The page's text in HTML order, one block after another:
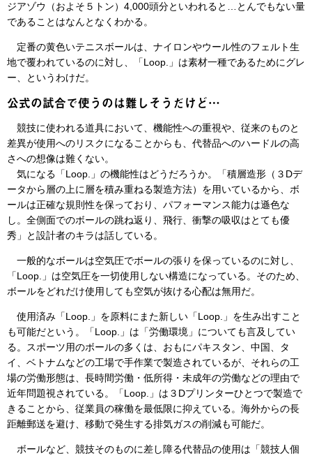
ジアゾウ（およそ５トン）4,000頭分といわれると…とんでもない量
であることはなんとなくわかる。
定番の黄色いテニスボールは、ナイロンやウール性のフェルト生
地で覆われているのに対し、「Loop.」は素材一種であるためにグレ
ー、というわけだ。
公式の試合で使うのは難しそうだけど…
競技に使われる道具において、機能性への重視や、従来のものと
差異が使用へのリスクになることからも、代替品へのハードルの高
さへの想像は難くない。
気になる「Loop.」の機能性はどうだろうか。「積層造形（３Dデ
ータから層の上に層を積み重ねる製造方法）を用いているから、ボ
ールは正確な規則性を保っており、パフォーマンス能力は遜色な
し。全側面でのボールの跳ね返り、飛行、衝撃の吸収はとても優
秀」と設計者のキラは話している。
一般的なボールは空気圧でボールの張りを保っているのに対し、
「Loop.」は空気圧を一切使用しない構造になっている。そのため、
ボールをどれだけ使用しても空気が抜ける心配は無用だ。
使用済み「Loop.」を原料にまた新しい「Loop.」を生み出すこと
も可能だという。「Loop.」は「労働環境」についても言及してい
る。スポーツ用のボールの多くは、おもにパキスタン、中国、タ
イ、ベトナムなどの工場で手作業で製造されているが、それらの工
場の労働形態は、長時間労働・低所得・未成年の労働などの理由で
近年問題視されている。「Loop.」は３Dプリンターひとつで製造で
きることから、従業員の稼働を最低限に抑えている。海外からの長
距離郵送を避け、移動で発生する排気ガスの削減も可能だ。
ボールなど、競技そのものに差し障る代替品の使用は「競技人個